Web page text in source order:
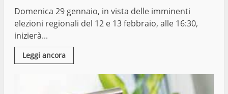
Domenica 29 gennaio, in vista delle imminenti
elezioni regionali del 12 e 13 febbraio, alle 16:30,
inizierà...
Leggi ancora